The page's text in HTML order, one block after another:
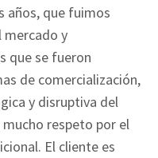
años, que fuimos
mercado y
que se fueron
de comercialización,
y disruptiva del
respeto por el
El cliente es